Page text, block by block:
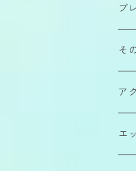
さ
ク
エ
カ
ブ
そ
ア
エ